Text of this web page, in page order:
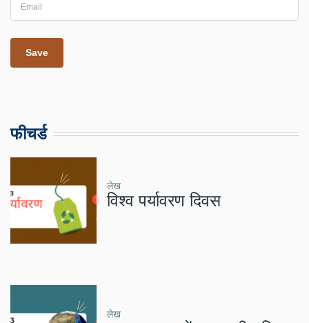
फीचर्ड
लेख
विश्व पर्यावरण दिवस
लेख